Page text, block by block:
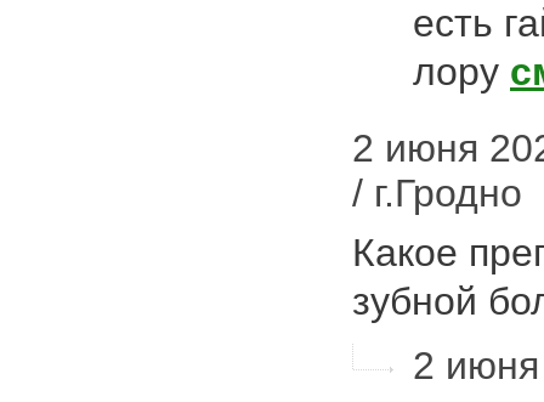
есть
лору
2 июня
/ г.Гродно
Какое
зубной
2 июня